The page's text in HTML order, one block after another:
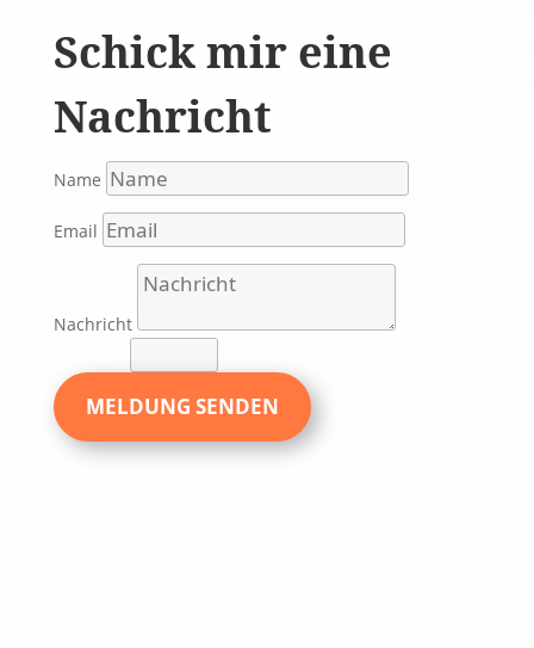
Schick mir eine
Nachricht
Name
Email
Nachricht
MELDUNG SENDEN